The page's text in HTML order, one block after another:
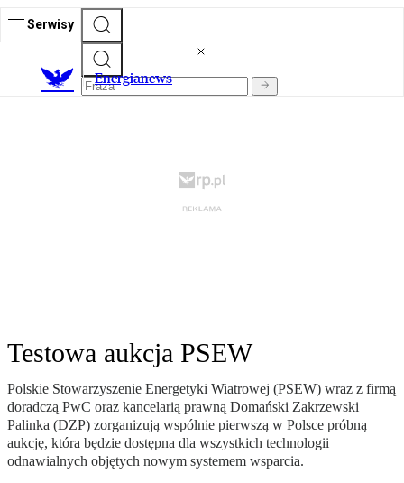
Serwisy
Energianews
Testowa aukcja PSEW
Polskie Stowarzyszenie Energetyki Wiatrowej (PSEW) wraz z firmą
doradczą PwC oraz kancelarią prawną Domański Zakrzewski
Palinka (DZP) zorganizują wspólnie pierwszą w Polsce próbną
aukcję, która będzie dostępna dla wszystkich technologii
odnawialnych objętych nowym systemem wsparcia.